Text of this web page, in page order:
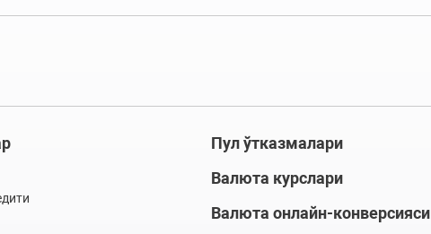
Пул ўтказмалари
Валюта курслари
Валюта онлайн-конверсияси